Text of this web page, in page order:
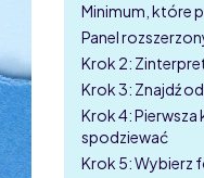
Minimum, które
Panel
Krok 2:
Krok 3: Znajdź
Krok 4: Pierwsza
spodziewać
Krok 5: Wybierz